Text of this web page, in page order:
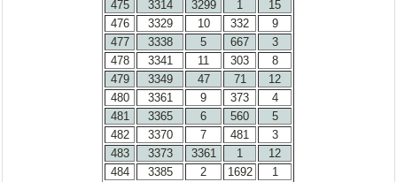
475
3314 3299 1
15
476
3329 10 332
9
477
3338 5 667
3
478
3341 11 303
8
479
3349 47 71
12
480
3361 9 373
4
481
3365 6 560
5
482
3370 7 481
3
483
3373 3361 1
12
484
3385 2 1692 1